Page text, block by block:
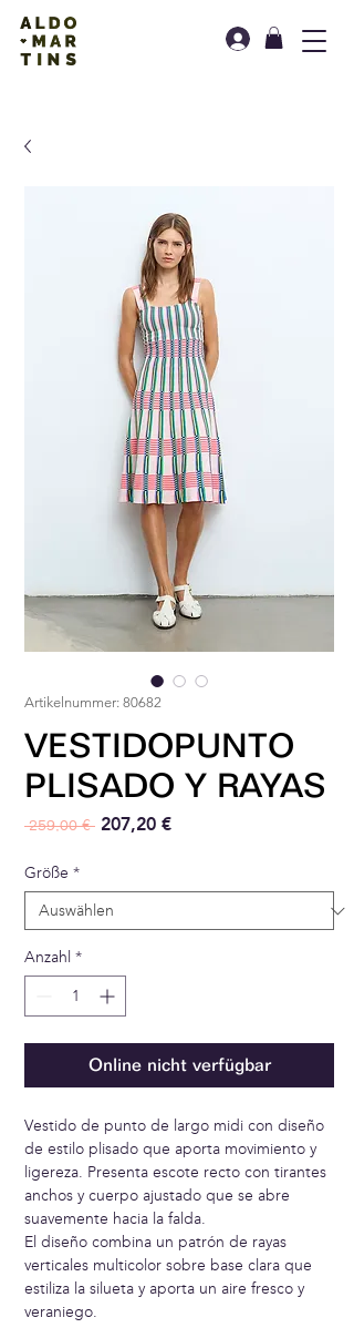
Artikelnummer: 80682
VESTIDOPUNTO
PLISADO Y RAYAS
259,00 € Standardpreis
207,20 €Sale-Preis
Größe *
Anzahl *
Online nicht verfügbar
Vestido de punto de largo midi con diseño
de estilo plisado que aporta movimiento y
ligereza. Presenta escote recto con tirantes
anchos y cuerpo ajustado que se abre
suavemente hacia la falda.
El diseño combina un patrón de rayas
verticales multicolor sobre base clara que
estiliza la silueta y aporta un aire fresco y
veraniego.